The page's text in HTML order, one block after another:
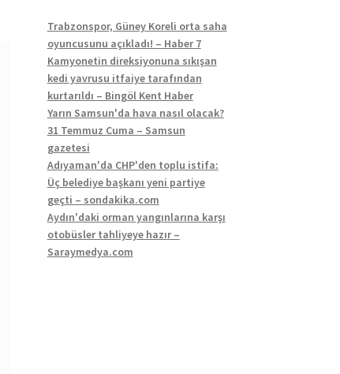
Trabzonspor, Güney Koreli orta saha
oyuncusunu açıkladı! – Haber 7
Kamyonetin direksiyonuna sıkışan
kedi yavrusu itfaiye tarafından
kurtarıldı – Bingöl Kent Haber
Yarın Samsun'da hava nasıl olacak?
31 Temmuz Cuma – Samsun
gazetesi
Adıyaman'da CHP'den toplu istifa:
Üç belediye başkanı yeni partiye
geçti – sondakika.com
Aydın'daki orman yangınlarına karşı
otobüsler tahliyeye hazır –
Saraymedya.com